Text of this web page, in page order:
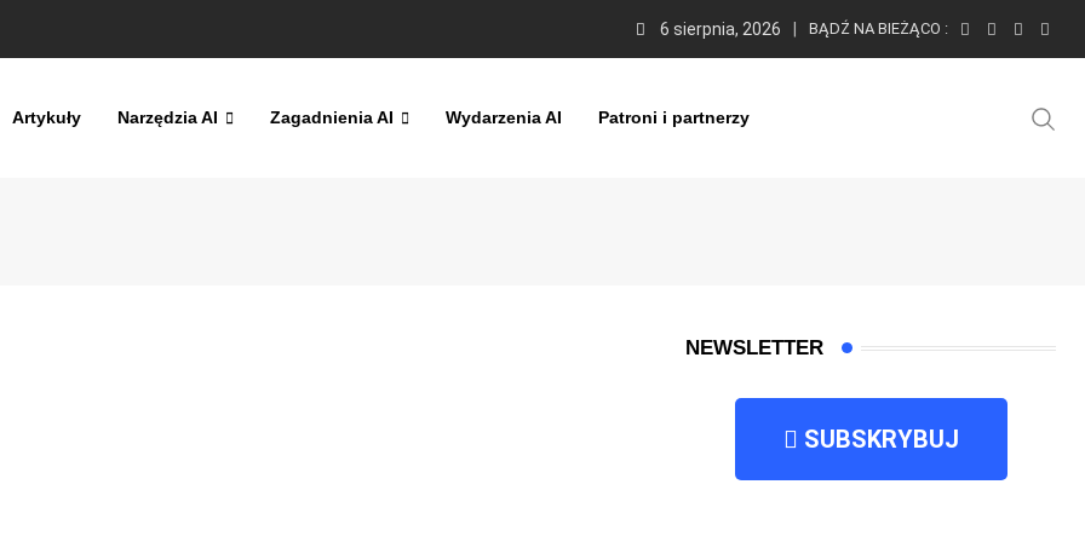
6 sierpnia, 2026 BĄDŹ NA BIEŻĄCO :
Artykuły Narzędzia AI Zagadnienia AI Wydarzenia AI Patroni i partnerzy
NEWSLETTER
SUBSKRYBUJ